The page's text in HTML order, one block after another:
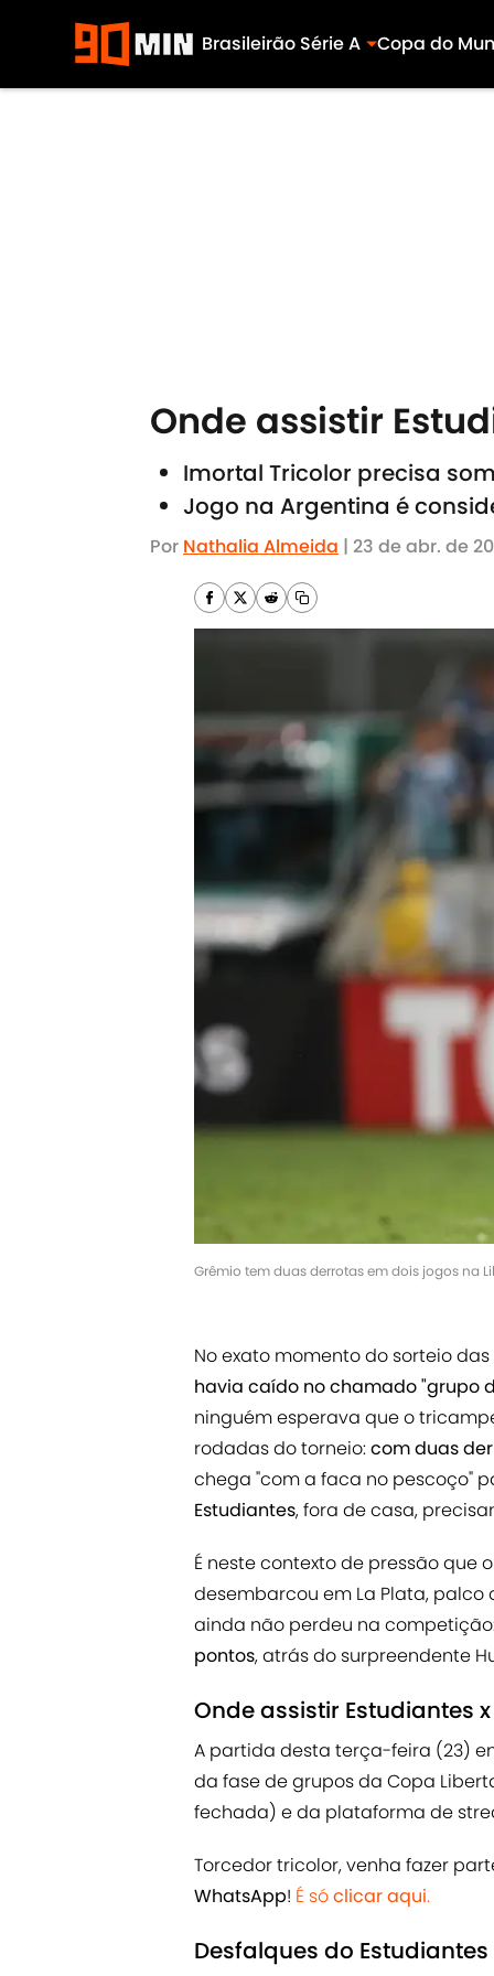
Brasileirão Série A Copa do
Onde assistir
Imortal Tricolor precisa
Jogo na Argentina é
Por Nathalia Almeida | 23 de abr. de
Grêmio tem duas derrotas em dois jogos na
No exato momento do sorteio
havia caído no chamado "grupo
ninguém esperava que o
rodadas do torneio:com duas
chega "com a faca no pescoço"
Estudiantes, fora de casa,
É neste contexto de pressão que
desembarcou em La Plata, palco
ainda não perdeu na
pontos, atrás do surpreendente
Onde assistir Estudiantes
A partida desta terça-feira (23)
da fase de grupos da Copa
fechada) e da plataforma de
Torcedor tricolor, venha fazer
WhatsApp! É sóclicar aqui.
Desfalques do Estudiantes